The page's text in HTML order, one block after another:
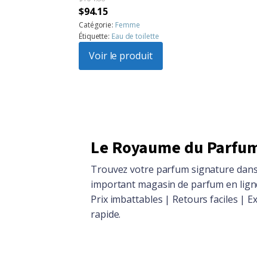
Le
prix
initial
était :
$104.86.
$94.15Le
prix
actuel
est :
$94.15.
Catégorie: Femme
Étiquette: Eau de toilette
Voir le produit
Le Royaume du
Trouvez votre parfum signature
important magasin de parfum en
Prix imbattables | Retours faciles |
rapide.